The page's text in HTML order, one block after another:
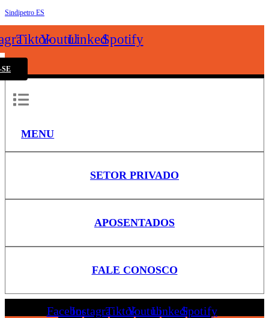
Sindipetro ES
TiktokYoutubeLinkedinSpotify
MENU
SETOR PRIVADO
APOSENTADOS
FALE CONOSCO
FacebookInstagramTiktokYoutubeLinkedinSpotify